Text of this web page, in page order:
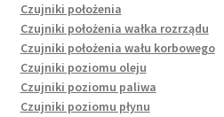
Czujniki położenia
Czujniki położenia wałka rozrządu
Czujniki położenia wału korbowego
Czujniki poziomu oleju
Czujniki poziomu paliwa
Czujniki poziomu płynu